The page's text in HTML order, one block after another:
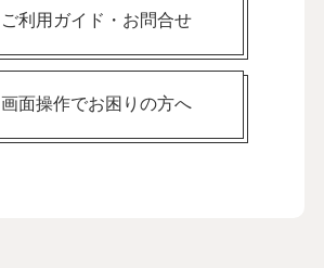
ご利用ガイド・お問合せ
画面操作でお困りの方へ